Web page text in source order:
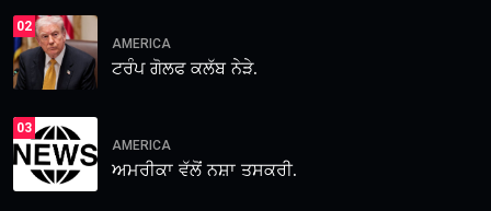
02
AMERICA
ਟਰੰਪ ਗੋਲਫ ਕਲੱਬ ਨੇੜੇ.
03
AMERICA
ਅਮਰੀਕਾ ਵੱਲੋਂ ਨਸ਼ਾ ਤਸਕਰੀ.